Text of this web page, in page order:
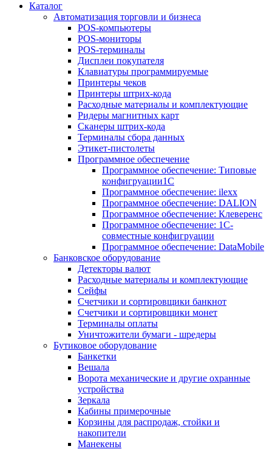
Каталог
Автоматизация торговли и бизнеса
POS-компьютеры
POS-мониторы
POS-терминалы
Дисплеи покупателя
Клавиатуры программируемые
Принтеры чеков
Принтеры штрих-кода
Расходные материалы и комплектующие
Ридеры магнитных карт
Сканеры штрих-кода
Терминалы сбора данных
Этикет-пистолеты
Программное обеспечение
Программное обеспечение: Типовые
конфигруации1С
Программное обеспечение: ilexx
Программное обеспечение: DALION
Программное обеспечение: Клеверенс
Программное обеспечение: 1С-
совместные конфигруации
Программное обеспечение: DataMobile
Банковское оборудование
Детекторы валют
Расходные материалы и комплектующие
Сейфы
Счетчики и сортировщики банкнот
Счетчики и сортировщики монет
Терминалы оплаты
Уничтожители бумаги - шредеры
Бутиковое оборудование
Банкетки
Вешала
Ворота механические и другие охранные
устройства
Зеркала
Кабины примерочные
Корзины для распродаж, стойки и
накопители
Манекены